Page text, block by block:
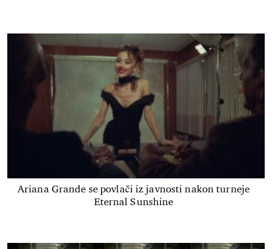
Ariana Grande se povlači iz javnosti nakon turneje
Eternal Sunshine